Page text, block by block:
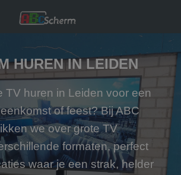
HUREN IN LEIDEN
TV huren in Leiden voor een
of feest? Bij ABC
we over grote TV
formaten, perfect
waar je een strak, helder